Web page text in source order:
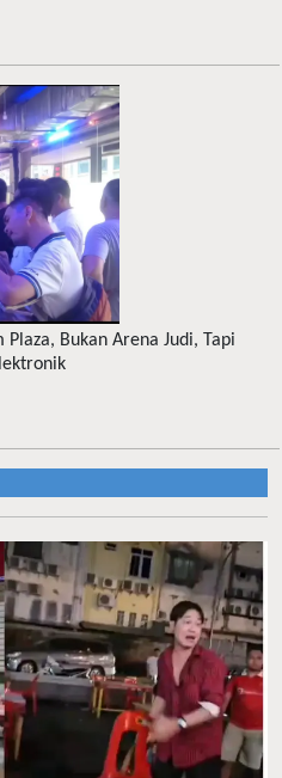
Plaza, Bukan Arena Judi, Tapi